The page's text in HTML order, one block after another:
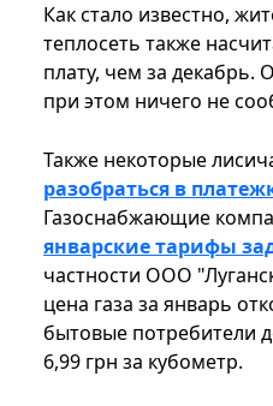
Как стало известно,
теплосеть также
плату, чем за
при этом ничего не
Также некоторые
разобраться в
Газоснабжающие
январские тарифы
частности ООО
цена газа за январь
бытовые потребители
6,99 грн за кубометр.